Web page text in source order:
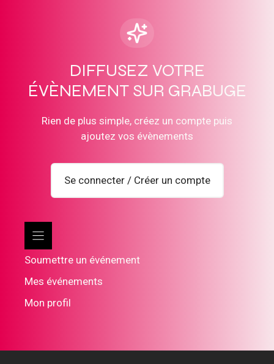
DIFFUSEZ VOTRE
ÉVÈNEMENT SUR GRABUGE
Rien de plus simple, créez un compte puis
ajoutez vos évènements
Se connecter / Créer un compte
Soumettre un événement
Mes événements
Mon profil